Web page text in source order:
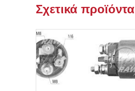
Σχετικά προϊόντα